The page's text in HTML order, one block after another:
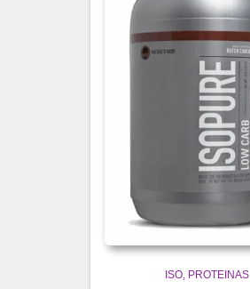
ISO PROTEINAS